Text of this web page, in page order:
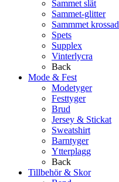
Sammet slät
Sammet-glitter
Sammmet krossad
Spets
Supplex
Vinterlycra
Back
Mode & Fest
Modetyger
Festtyger
Brud
Jersey & Stickat
Sweatshirt
Barntyger
Ytterplagg
Back
Tillbehör & Skor